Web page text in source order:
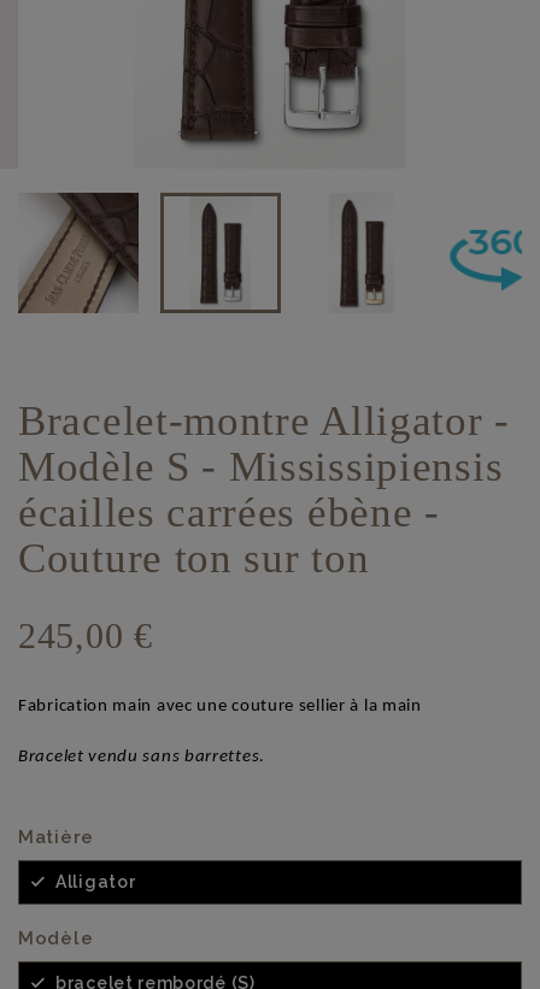
Bracelet-montre Alligator -
Modèle S - Mississipiensis
écailles carrées ébène -
Couture ton sur ton
245,00 €
Fabrication main avec une couture sellier à la main
Bracelet vendu sans barrettes.
Matière
Alligator
Modèle
bracelet rembordé (S)